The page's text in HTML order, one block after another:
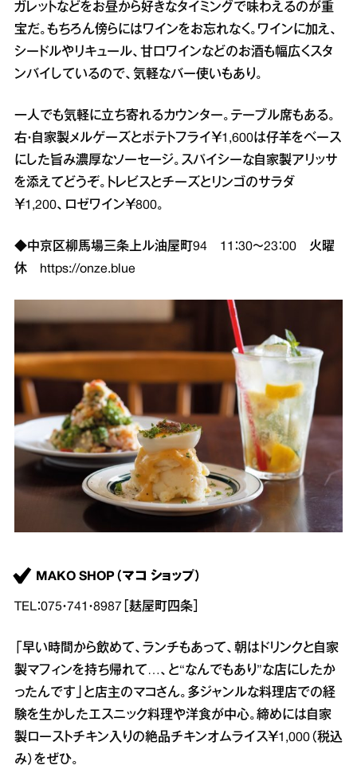
ガレットなどをお昼から好きなタイミングで味わえるのが重
宝だ。もちろん傍らにはワインをお忘れなく。ワインに加え、
シードルやリキュール、甘口ワインなどのお酒も幅広くスタ
ンバイしているので、気軽なバー使いもあり。
一人でも気軽に立ち寄れるカウンター。テーブル席もある。
右・自家製メルゲーズとポテトフライ￥1,600は仔羊をベース
にした旨み濃厚なソーセージ。スパイシーな自家製アリッサ
を添えてどうぞ。トレビスとチーズとリンゴのサラダ
￥1,200、ロゼワイン￥800。
◆中京区柳馬場三条上ル油屋町94 11：30～23：00 火曜
休
https://onze.blue
MAKO SHOP（マコ ショップ）
TEL：075・741・8987［麸屋町四条］
「早い時間から飲めて、ランチもあって、朝はドリンクと自家
製マフィンを持ち帰れて…、と“なんでもあり”な店にしたか
ったんです」と店主のマコさん。多ジャンルな料理店での経
験を生かしたエスニック料理や洋食が中心。締めには自家
製ローストチキン入りの絶品チキンオムライス￥1,000（税込
み）をぜひ。